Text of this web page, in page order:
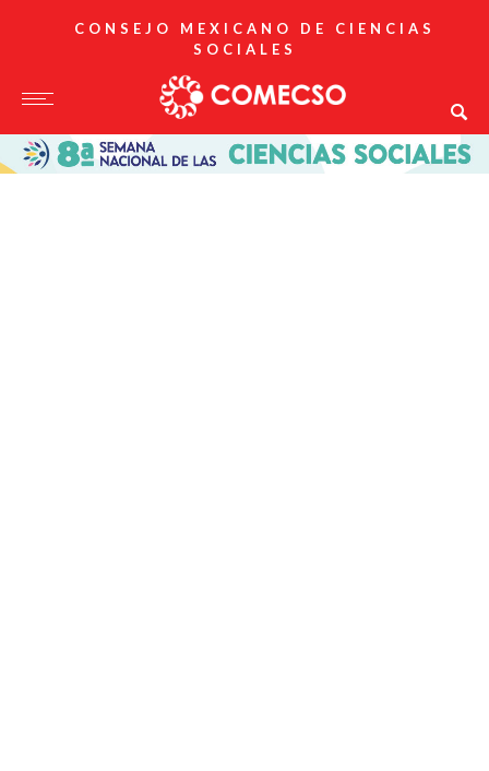
CONSEJO MEXICANO DE CIENCIAS
SOCIALES